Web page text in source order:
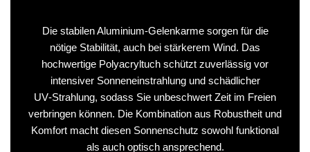
Die stabilen Aluminium‑Gelenkarme sorgen für die
nötige Stabilität, auch bei stärkerem Wind. Das
hochwertige Polyacryltuch schützt zuverlässig vor
intensiver Sonneneinstrahlung und schädlicher
UV‑Strahlung, sodass Sie unbeschwert Zeit im Freien
verbringen können. Die Kombination aus Robustheit und
Komfort macht diesen Sonnenschutz sowohl funktional
als auch optisch ansprechend.